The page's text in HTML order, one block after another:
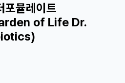
포뮬레이트
of Life Dr.